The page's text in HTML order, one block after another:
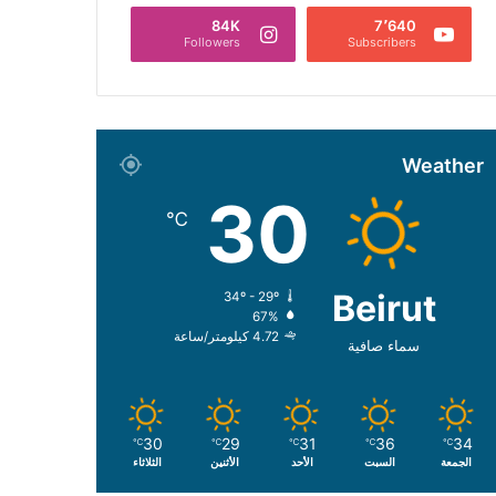
7٬640
Subscribers
84K
Followers
Weather
Beirut
سماء صافية
30
℃
34º - 29º
67%
4.72 كيلومتر/ساعة
34
℃
الجمعة
36
℃
السبت
31
℃
الأحد
29
℃
الأثنين
30
℃
الثلاثاء